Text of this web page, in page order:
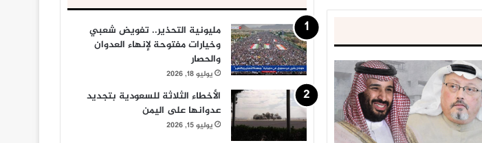
مليونية التحذير.. تفويض شعبي
وخيارات مفتوحة لإنهاء العدوان
والحصار
يوليو 18, 2026
الأخطاء الثلاثة للسعودية بتجديد
عدوانها على اليمن
يوليو 15, 2026